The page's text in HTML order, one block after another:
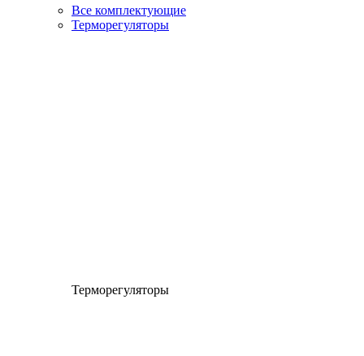
Все комплектующие
Терморегуляторы
Терморегуляторы